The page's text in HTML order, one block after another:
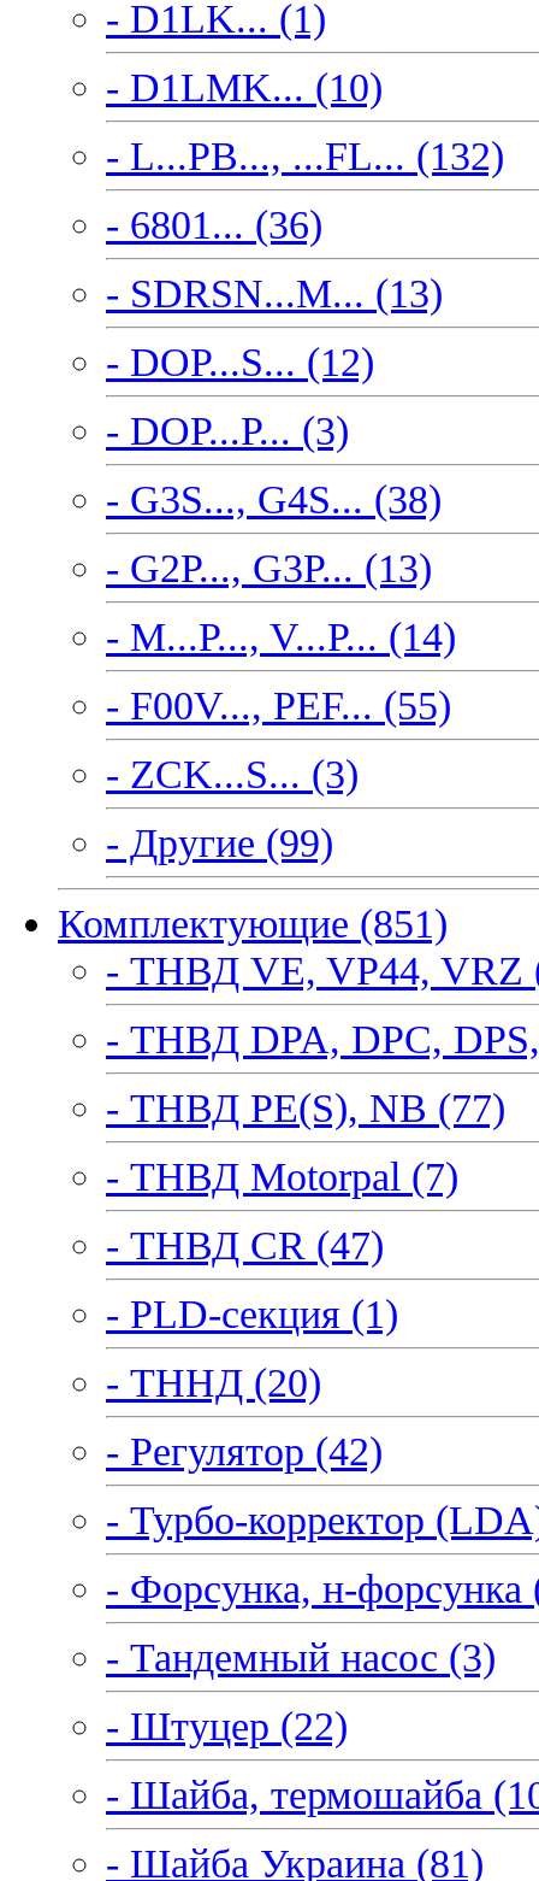
- D1LK... (1)
- D1LMK... (10)
- L...PB..., ...FL... (132)
- 6801... (36)
- SDRSN...M... (13)
- DOP...S... (12)
- DOP...P... (3)
- G3S..., G4S... (38)
- G2P..., G3P... (13)
- M...P..., V...P... (14)
- F00V..., PEF... (55)
- ZCK...S... (3)
- Другие (99)
Комплектующие (851)
- ТНВД VE, VP44, VRZ
- ТНВД DPA, DPC,
- ТНВД PE(S), NB (77)
- ТНВД Motorpal (7)
- ТНВД CR (47)
- PLD-секция (1)
- ТННД (20)
- Регулятор (42)
- Турбо-корректор
- Форсунка, н-форсунка
- Тандемный насос (3)
- Штуцер (22)
- Шайба, термошайба
- Шайба Украина (81)